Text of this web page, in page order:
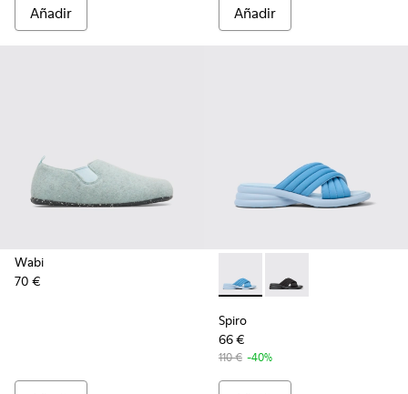
Añadir Añadir
Wabi
70 €
Spiro - K201539-002 -
Spiro - K201539-004
Spiro
66 €
110 € -40%